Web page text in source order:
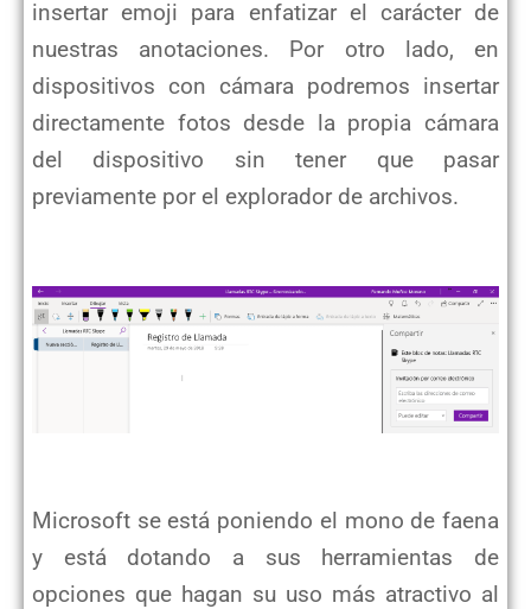
insertar emoji para enfatizar el carácter de
nuestras anotaciones. Por otro lado, en
dispositivos con cámara podremos insertar
directamente fotos desde la propia cámara
del dispositivo sin tener que pasar
previamente por el explorador de archivos.
Microsoft se está poniendo el mono de faena
y está dotando a sus herramientas de
opciones que hagan su uso más atractivo al